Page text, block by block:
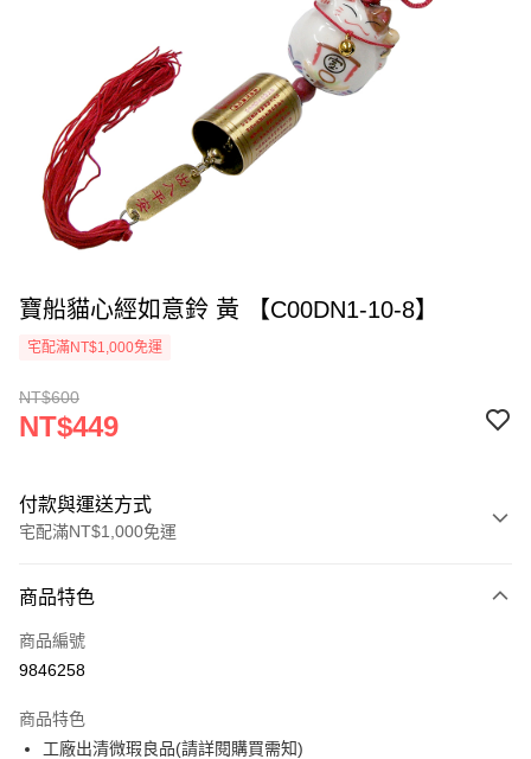
寶船貓心經如意鈴 黃 【C00DN1-10-8】
宅配滿NT$1,000免運
NT$600
NT$449
付款與運送方式
宅配滿NT$1,000免運
信用卡一次付款
LINE Pay
街口支付
商品特色
商品編號
9846258
商品特色
工廠出清微瑕良品(請詳閱購買需知)